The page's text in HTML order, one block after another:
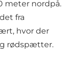
meter nordpå.
fra
hvor der
rødspætter.